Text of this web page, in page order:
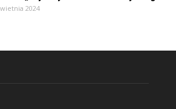
2024